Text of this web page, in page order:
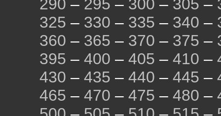
290 – 295 – 300 – 305 –
325 – 330 – 335 – 340 –
360 – 365 – 370 – 375 –
395 – 400 – 405 – 410 –
430 – 435 – 440 – 445 –
465 – 470 – 475 – 480 –